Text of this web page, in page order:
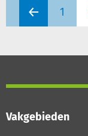
1
Vakgebieden